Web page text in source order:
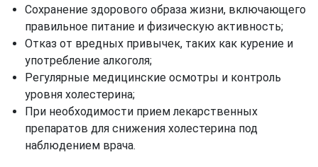
Сохранение здорового образа жизни, включающего
правильное питание и физическую активность;
Отказ от вредных привычек, таких как курение и
употребление алкоголя;
Регулярные медицинские осмотры и контроль
уровня холестерина;
При необходимости прием лекарственных
препаратов для снижения холестерина под
наблюдением врача.